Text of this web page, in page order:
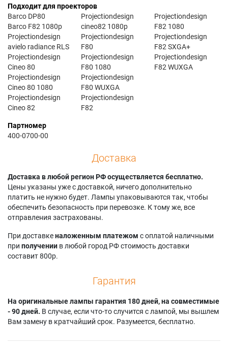
Подходит для проекторов
Barco DP80
Barco F82 1080p
Projectiondesign
avielo radiance RLS
Projectiondesign
Cineo 80
Projectiondesign
Cineo 80 1080
Projectiondesign
Cineo 82
Projectiondesign
cineo82 1080p
Projectiondesign
F80
Projectiondesign
F80 1080
Projectiondesign
F80 WUXGA
Projectiondesign
F82
Projectiondesign
F82 1080
Projectiondesign
F82 SXGA+
Projectiondesign
F82 WUXGA
Партномер
400-0700-00
Доставка
Доставка в любой регион РФ осуществляется бесплатно.
Цены указаны уже с доставкой, ничего дополнительно
платить не нужно будет. Лампы упаковываются так, чтобы
обеспечить безопасность при перевозке. К тому же, все
отправления застрахованы.
При доставкеналоженным платежом с оплатой наличными
при получении в любой город РФ стоимость доставки
составит 800р.
Гарантия
На оригинальные лампы гарантия 180 дней, на совместимые
- 90 дней. В случае, если что-то случится с лампой, мы вышлем
Вам замену в кратчайший срок. Разумеется, бесплатно.